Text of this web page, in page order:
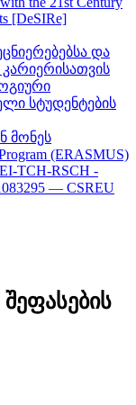
[DeSIRe]
და
სტუდენტების
მონეს
(ERASMUS)
TCH-RSCH -
— CSREU